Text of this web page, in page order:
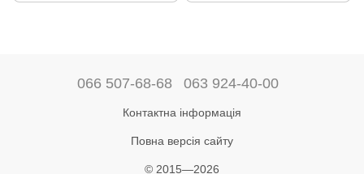
066 507-68-68 063 924-40-00
Контактна інформація
Повна версія сайту
© 2015—2026